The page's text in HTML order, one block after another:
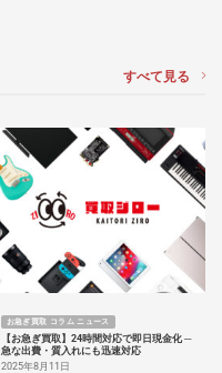
すべて見る
お急ぎ買取 コラム ニュース
【お急ぎ買取】24時間対応で即日現金化 ─
急な出費・質入れにも迅速対応
2025年8月11日